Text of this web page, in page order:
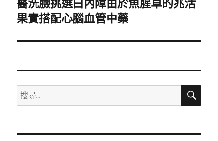
下
一
文
醫洗臉挑選白內障由於魚腥草的兆活
果實搭配心腦血管中藥
搜
尋
鍵
搜